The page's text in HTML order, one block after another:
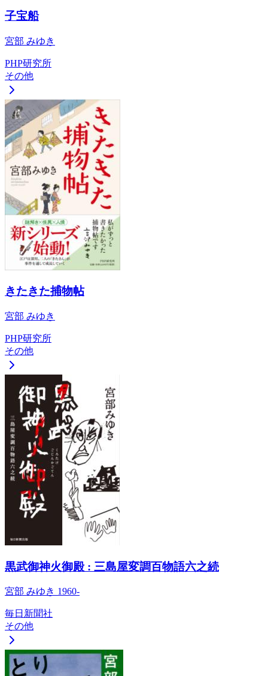
子宝船
宮部 みゆき
PHP研究所
その他
きたきた捕物帖
宮部 みゆき
PHP研究所
その他
黒武御神火御殿 : 三島屋変調百物語六之続
宮部 みゆき 1960-
毎日新聞社
その他